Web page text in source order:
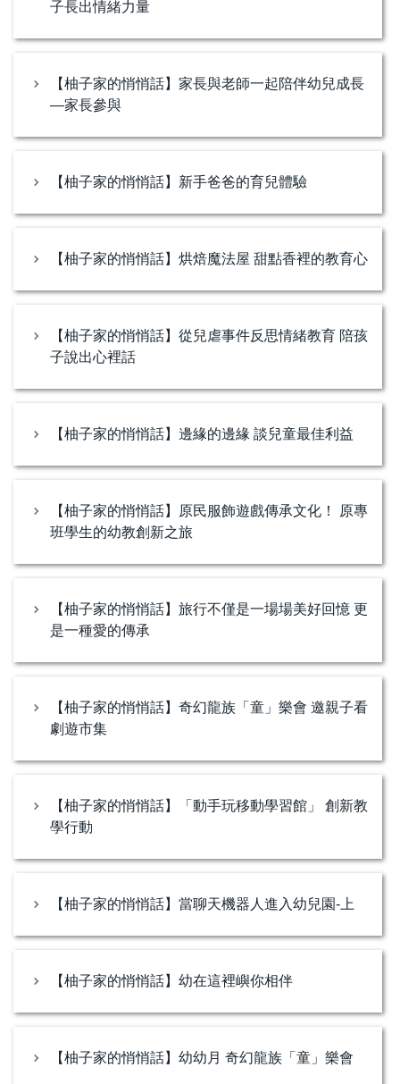
子長出情緒力量
【柚子家的悄悄話】家長與老師一起陪伴幼兒成長
—家長參與
【柚子家的悄悄話】新手爸爸的育兒體驗
【柚子家的悄悄話】烘焙魔法屋 甜點香裡的教育心
【柚子家的悄悄話】從兒虐事件反思情緒教育 陪孩
子說出心裡話
【柚子家的悄悄話】邊緣的邊緣 談兒童最佳利益
【柚子家的悄悄話】原民服飾遊戲傳承文化！ 原專
班學生的幼教創新之旅
【柚子家的悄悄話】旅行不僅是一場場美好回憶 更
是一種愛的傳承
【柚子家的悄悄話】奇幻龍族「童」樂會 邀親子看
劇遊市集
【柚子家的悄悄話】「動手玩移動學習館」 創新教
學行動
【柚子家的悄悄話】當聊天機器人進入幼兒園-上
【柚子家的悄悄話】幼在這裡嶼你相伴
【柚子家的悄悄話】幼幼月 奇幻龍族「童」樂會